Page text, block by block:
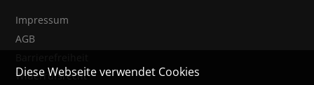
Impressum
AGB
Widerrufsrecht
Diese Webseite verwendet Cookies